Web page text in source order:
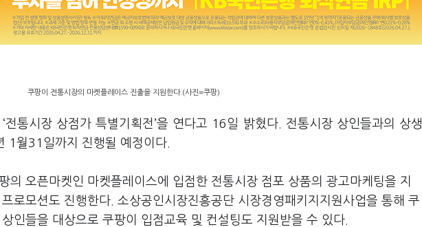
쿠팡이 전통시장의 마켓플레이스 진출을 지원한다.(사진=쿠팡)
전통시장 상점가 특별기획전’을 연다고 16일 밝혔다. 전통시장 상인들과의 상생
1월31일까지 진행될 예정이다.
의 오픈마켓인 마켓플레이스에 입점한 전통시장 점포 상품의 광고마케팅을 지
로모션도 진행한다. 소상공인시장진흥공단 시장경영패키지지원사업을 통해 쿠
인들을 대상으로 쿠팡이 입점교육 및 컨설팅도 지원받을 수 있다.